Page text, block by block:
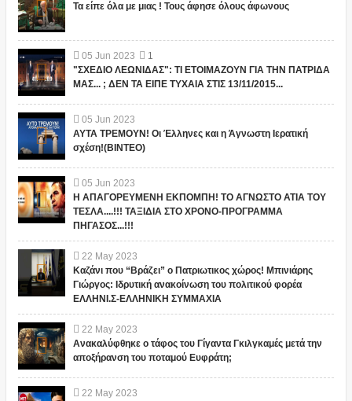
Τα είπε όλα με μιας ! Τους άφησε όλους άφωνους
05 Jun 2023
1
"ΣΧΕΔΙΟ ΛΕΩΝΙΔΑΣ": ΤΙ ΕΤΟΙΜΑΖΟΥΝ ΓΙΑ ΤΗΝ ΠΑΤΡΙΔΑ
ΜΑΣ... ; ΔΕΝ ΤΑ ΕΙΠΕ ΤΥΧΑΙΑ ΣΤΙΣ 13/11/2015...
05 Jun 2023
ΑΥΤΑ ΤΡΕΜΟΥΝ! Οι Έλληνες και η Άγνωστη Ιερατική
σχέση!(ΒΙΝΤΕΟ)
05 Jun 2023
Η ΑΠΑΓΟΡΕΥΜΕΝΗ ΕΚΠΟΜΠΗ! ΤΟ ΑΓΝΩΣΤΟ ΑΤΙΑ ΤΟΥ
ΤΕΣΛΑ....!!! ΤΑΞΙΔΙΑ ΣΤΟ ΧΡΟΝΟ-ΠΡΟΓΡΑΜΜΑ
ΠΗΓΑΣΟΣ...!!!
22 May 2023
Καζάνι που “Βράζει” ο Πατριωτικος χώρος! Μπινιάρης
Γιώργος: Ιδρυτική ανακοίνωση του πολιτικού φορέα
ΕΛΛΗΝΙ.Σ-ΕΛΛΗΝΙΚΗ ΣΥΜΜΑΧΙΑ
22 May 2023
Ανακαλύφθηκε ο τάφος του Γίγαντα Γκιλγκαμές μετά την
αποξήρανση του ποταμού Ευφράτη;
22 May 2023